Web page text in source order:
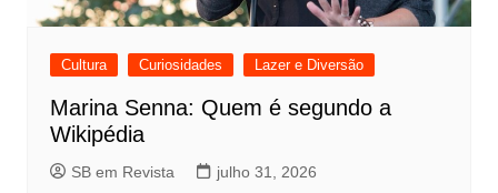
Cultura Curiosidades Lazer e Diversão
Marina Senna: Quem é segundo a
Wikipédia
SB em Revista julho 31, 2026